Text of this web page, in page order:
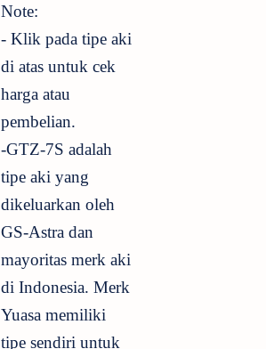
Note:
- Klik pada tipe aki
di atas untuk cek
harga atau
pembelian.
-GTZ-7S adalah
tipe aki yang
dikeluarkan oleh
GS-Astra dan
mayoritas merk aki
di Indonesia. Merk
Yuasa memiliki
tipe sendiri untuk